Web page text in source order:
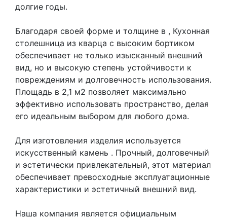
долгие годы.
Благодаря своей форме и толщине в , Кухонная
столешница из кварца с высоким бортиком
обеспечивает не только изысканный внешний
вид, но и высокую степень устойчивости к
повреждениям и долговечность использования.
Площадь в 2,1 м2 позволяет максимально
эффективно использовать пространство, делая
его идеальным выбором для любого дома.
Для изготовления изделия используется
искусственный камень . Прочный, долговечный
и эстетически привлекательный, этот материал
обеспечивает превосходные эксплуатационные
характеристики и эстетичный внешний вид.
Наша компания является официальным